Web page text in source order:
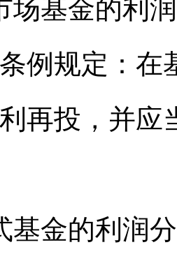
场基金的利
例规定：在
再投，并应
基金的利润